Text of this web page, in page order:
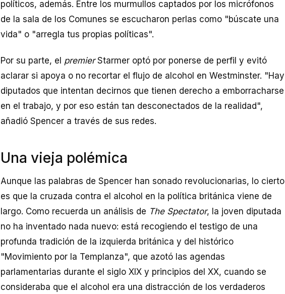
políticos, además. Entre los murmullos captados por los micrófonos
de la sala de los Comunes se escucharon perlas como "búscate una
vida" o "arregla tus propias políticas".
Por su parte, el premierStarmer optó por ponerse de perfil y evitó
aclarar si apoya o no recortar el flujo de alcohol en Westminster. "Hay
diputados que intentan decirnos que tienen derecho a emborracharse
en el trabajo, y por eso están tan desconectados de la realidad",
añadió Spencer a través de sus redes.
Una vieja polémica
Aunque las palabras de Spencer han sonado revolucionarias, lo cierto
es que la cruzada contra el alcohol en la política británica viene de
largo. Como recuerda un análisis de The Spectator, la joven diputada
no ha inventado nada nuevo: está recogiendo el testigo de una
profunda tradición de la izquierda británica y del histórico
"Movimiento por la Templanza", que azotó las agendas
parlamentarias durante el siglo XIX y principios del XX, cuando se
consideraba que el alcohol era una distracción de los verdaderos